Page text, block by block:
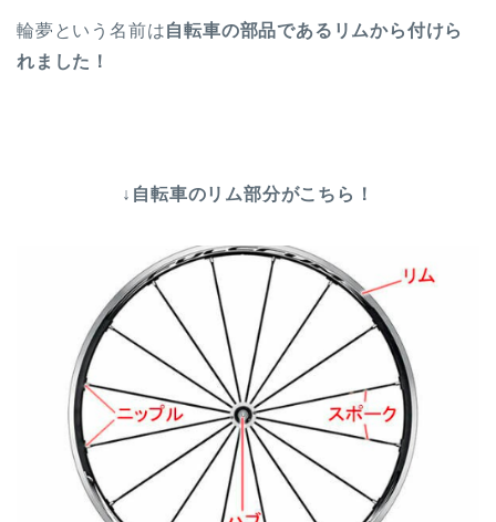
輪夢という名前は自転車の部品であるリムから付けら
れました！
↓自転車のリム部分がこちら！